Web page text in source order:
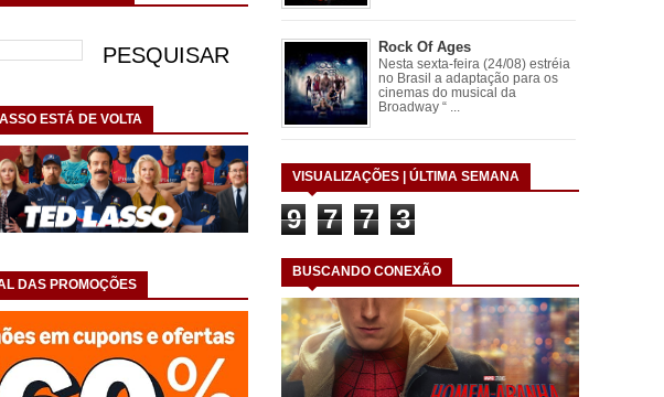
ESTÁ DE VOLTA
DAS PROMOÇÕES
Rock Of Ages
Nesta sexta-feira (24/08) estréia
no Brasil a adaptação para os
cinemas do musical da
Broadway “ ...
VISUALIZAÇÕES | ÚLTIMA SEMANA
9 7 7 3
BUSCANDO CONEXÃO